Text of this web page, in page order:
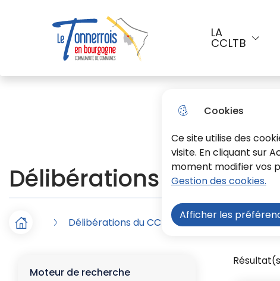
Cookies
Ce site utilise des
visite. En cliquant sur
moment modifier vos
Gestion des cookies.
Afficher les
Aller au menu Aller à la recherche Aller au
Menu principal
LA
CCLTB
Délibérations du CC du
FAccueil Délibérations du CC du 06.04.2022
attachée
Moteur de recherche